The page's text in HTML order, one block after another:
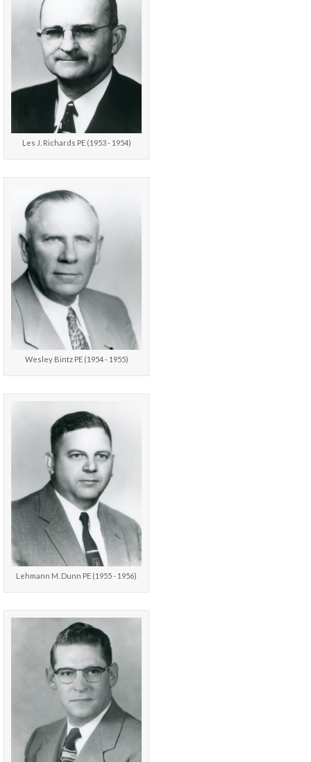
Les J. Richards PE (1953 - 1954)
Wesley Bintz PE (1954 - 1955)
Lehmann M. Dunn PE (1955 - 1956)